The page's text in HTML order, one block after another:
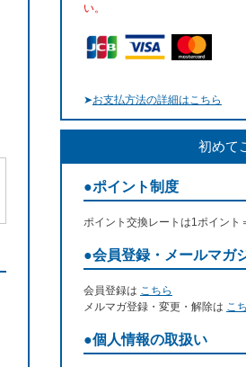
い。
➤お支払方法の詳細はこちら
初めて
●ポイント制度
ポイント交換レートは1ポイント
●会員登録・メールマガ
会員登録は こちら
メルマガ登録・変更・解除は こ
●個人情報の取扱い